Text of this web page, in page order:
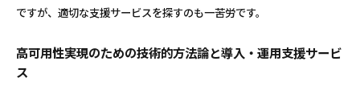
ですが、適切な支援サービスを探すのも一苦労です。
高可用性実現のための技術的方法論と導入・運用支援サービ
ス